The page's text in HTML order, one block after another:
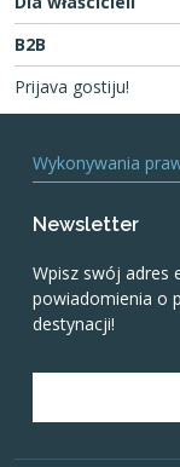
B2B
Prijava gostiju!
Wykonywania
Newsletter
Wpisz swój adres
powiadomienia o
destynacji!